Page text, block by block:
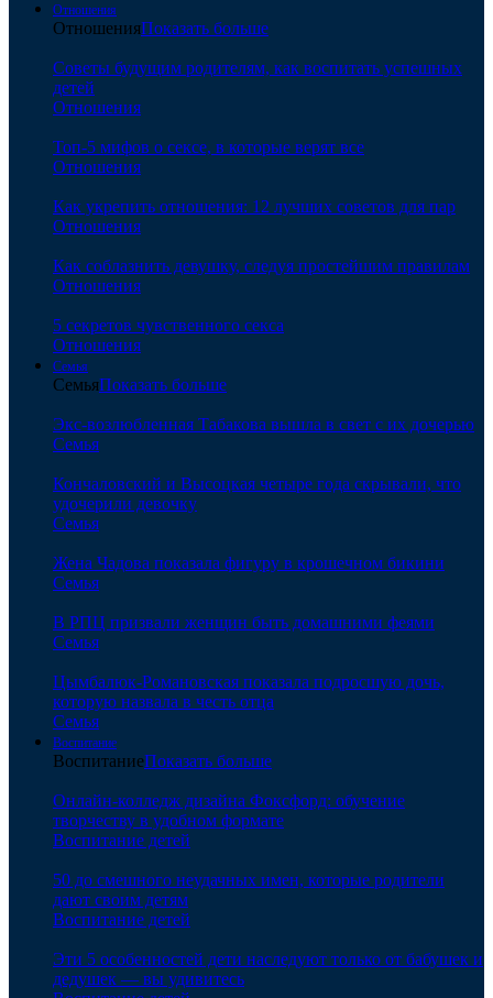
Отношения
ОтношенияПоказать больше
Советы будущим родителям, как воспитать успешных
детей
Отношения
Топ-5 мифов о сексе, в которые верят все
Отношения
Как укрепить отношения: 12 лучших советов для пар
Отношения
Как соблазнить девушку, следуя простейшим правилам
Отношения
5 секретов чувственного секса
Отношения
Семья
СемьяПоказать больше
Экс-возлюбленная Табакова вышла в свет с их дочерью
Семья
Кончаловский и Высоцкая четыре года скрывали, что
удочерили девочку
Семья
Жена Чадова показала фигуру в крошечном бикини
Семья
В РПЦ призвали женщин быть домашними феями
Семья
Цымбалюк-Романовская показала подросшую дочь,
которую назвала в честь отца
Семья
Воспитание
ВоспитаниеПоказать больше
Онлайн-колледж дизайна Фоксфорд: обучение
творчеству в удобном формате
Воспитание детей
50 до смешного неудачных имен, которые родители
дают своим детям
Воспитание детей
Эти 5 особенностей дети наследуют только от бабушек и
дедушек — вы удивитесь